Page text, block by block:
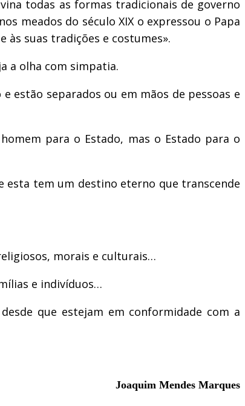
todas as formas tradicionais de governo
meados do século XIX o expressou o Papa
às suas tradições e costumes».
a olha com simpatia.
estão separados ou em mãos de pessoas e
para o Estado, mas o Estado para o
esta tem um destino eterno que transcende
morais e culturais…
e indivíduos…
que estejam em conformidade com a
Joaquim Mendes Marques